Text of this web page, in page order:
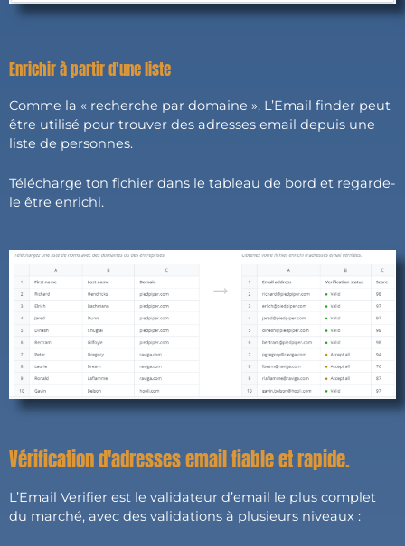
Enrichir à partir d'une liste
Comme la « recherche par domaine », L’Email finder peut
être utilisé pour trouver des adresses email depuis une
liste de personnes.
Télécharge ton fichier dans le tableau de bord et regarde-
le être enrichi.
Vérification d'adresses email fiable et rapide.
L’Email Verifier est le validateur d’email le plus complet
du marché, avec des validations à plusieurs niveaux :